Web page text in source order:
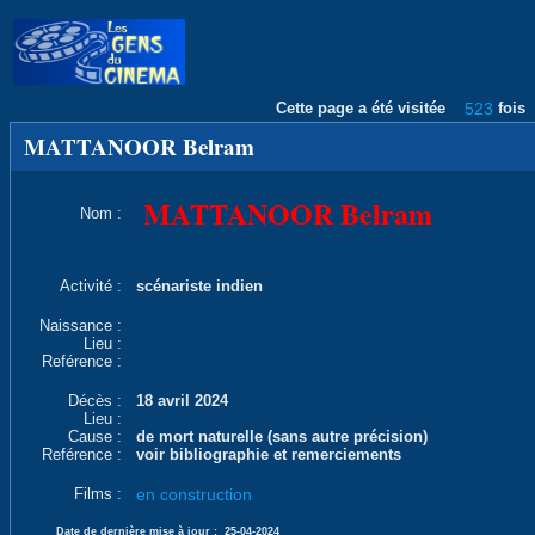
Cette page a été visitée 523 fois
MATTANOOR Belram
Nom : MATTANOOR Belram
Activité : scénariste indien
Naissance :
Lieu :
Reférence :
Décès :
18 avril 2024
Lieu :
Cause :
de mort naturelle (sans autre précision)
Reférence :
voir bibliographie et remerciements
Films : en construction
Date de dernière mise à jour : 25-04-2024